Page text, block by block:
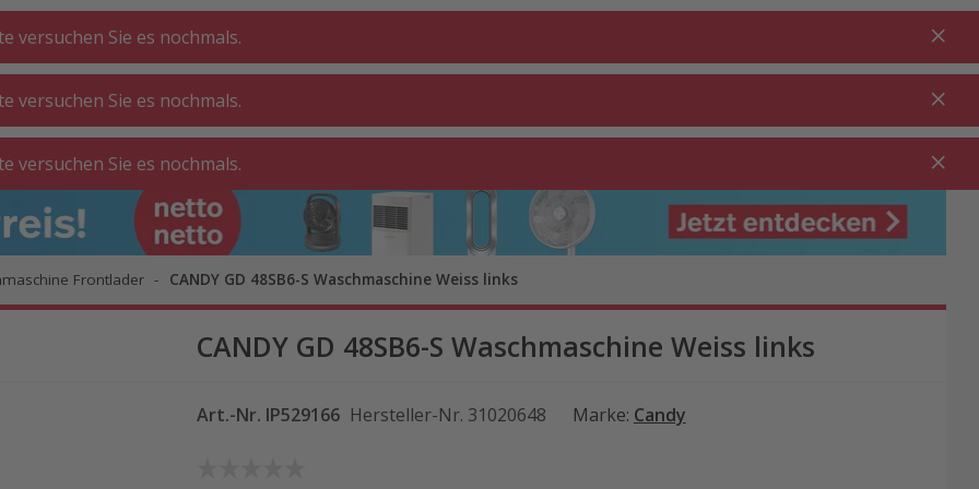
Warenkorb
⋅
BADEZIMMER
Frontlader CANDY GD 48SB6-S Waschmaschine Weiss links
CANDY GD 48SB6-S Waschmaschine Weiss links
Art.-Nr. IP529166 Hersteller-Nr. 31020648 Marke: Candy
versuchen Sie es nochmals.
versuchen Sie es nochmals.
versuchen Sie es nochmals.